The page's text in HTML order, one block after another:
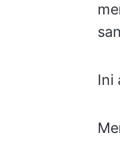
Ini